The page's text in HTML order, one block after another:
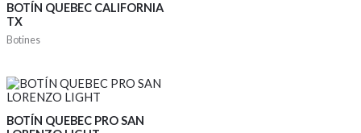
BOTÍN QUEBEC CALIFORNIA
TX
Botines
BOTÍN QUEBEC PRO SAN